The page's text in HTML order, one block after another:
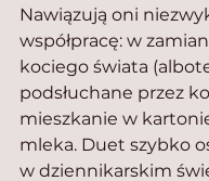
Nawiązują oni
współpracę: w
kociego świata
podsłuchane przez
mieszkanie w
mleka. Duet szybko
w dziennikarskim